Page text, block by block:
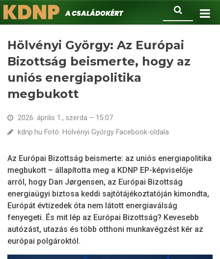
Ugrás
a
Keresés
KDNPA családokért.
Hölvényi György: Az Európai
Bizottság beismerte, hogy az
uniós energiapolitika
megbukott
2026. április 1., szerda – 15:07
kdnp.hu Fotó: Hölvényi György Facebook-oldala
Az Európai Bizottság beismerte: az uniós energiapolitika
megbukott – állapította meg a KDNP EP-képviselője
arról, hogy Dan Jørgensen, az Európai Bizottság
energiaügyi biztosa keddi sajtótájékoztatóján kimondta,
Európát évtizedek óta nem látott energiaválság
fenyegeti. És mit lép az Európai Bizottság? Kevesebb
autózást, utazás és több otthoni munkavégzést kér az
európai polgároktól.